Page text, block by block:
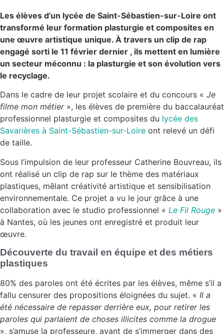
Les élèves d’un lycée de Saint-Sébastien-sur-Loire ont
transformé leur formation plasturgie et composites en
une œuvre artistique unique. À travers un clip de rap
engagé sorti le 11 février dernier , ils mettent en lumière
un secteur méconnu : la plasturgie et son évolution vers
le recyclage.
Dans le cadre de leur projet scolaire et du concours « Je
filme mon métier », les élèves de première du baccalauréat
professionnel plasturgie et composites du lycée des
Savarières à Saint-Sébastien-sur-Loire ont relevé un défi
de taille.
Sous l’impulsion de leur professeur Catherine Bouvreau, ils
ont réalisé un clip de rap sur le thème des matériaux
plastiques, mêlant créativité artistique et sensibilisation
environnementale. Ce projet a vu le jour grâce à une
collaboration avec le studio professionnel « Le Fil Rouge »
à Nantes, où les jeunes ont enregistré et produit leur
œuvre.
Découverte du travail en équipe et des métiers
plastiques
80% des paroles ont été écrites par les élèves, même s’il a
fallu censurer des propositions éloignées du sujet. « Il a
été nécessaire de repasser derrière eux, pour retirer les
paroles qui parlaient de choses illicites comme la drogue
», s’amuse la professeure, avant de s’immerger dans des